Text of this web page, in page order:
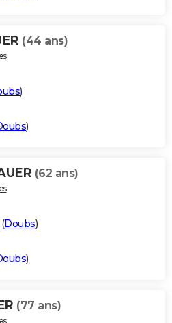
(44 ans)
)
)
(62 ans)
(Doubs)
)
(77 ans)